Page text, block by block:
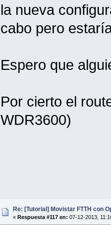
la nueva
cabo pero
Espero que
Por cierto el
WDR3600)
Re: [Tutorial] Movistar FTTH con
« Respuesta #117 en: 07-12-2013,